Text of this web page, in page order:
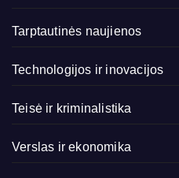
Tarptautinės naujienos
Technologijos ir inovacijos
Teisė ir kriminalistika
Verslas ir ekonomika